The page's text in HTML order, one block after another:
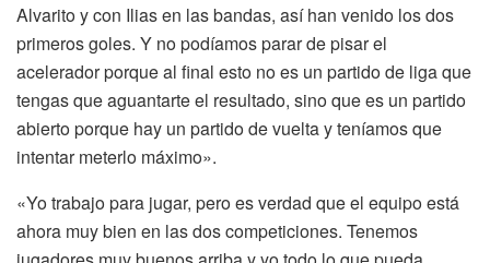
Alvarito y con Ilias en las bandas, así han venido los dos
primeros goles. Y no podíamos parar de pisar el
aceleradorporque al final esto no es un partido de ligaque
tengas que aguantarte el resultado, sino que es un partido
abierto porque hay un partido de vueltay teníamos que
intentar meterlo máximo».
«Yo trabajo para jugar, pero es verdad que el equipo está
ahora muy bien en las dos competiciones. Tenemos